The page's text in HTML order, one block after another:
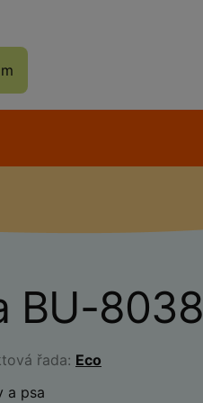
BU-8038
řada: Eco
a psa